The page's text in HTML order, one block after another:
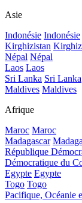
Asie
Indonésie Indonésie
Kirghizistan
Népal Népal
Laos Laos
Sri Lanka Sri Lanka
Maldives Maldives
Afrique
Maroc Maroc
Madagascar
République
Démocratique du
Egypte Egypte
Togo Togo
Pacifique, Océanie